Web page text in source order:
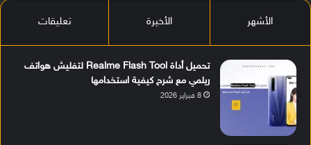
الأشهر الأخيرة تعليقات
تحميل أداة Realme Flash Tool لتفليش هواتف
ريلمي مع شرح كيفية استخدامها
8 فبراير 2026